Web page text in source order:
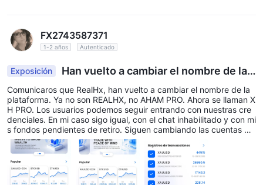
FX2743587371
1-2 años Autenticado
Exposición
Han vuelto a cambiar el nombre de la p
lataforma.
Comunicaros que RealHx, han vuelto a cambiar el nombre de la
plataforma. Ya no son REALHX, no AHAM PRO. Ahora se llaman X
H PRO. Los usuarios podemos seguir entrando con nuestras cre
denciales. En mi caso sigo igual, con el chat inhabilitado y con mi
s fondos pendientes de retiro. Siguen cambiando las cuentas de
entrada de dinero a la plataforma cada 1o 2 semanas. Cada vez
que las cambian notifico a las principales casas de compra / ven
ta de criptomonedas para que no les dejen enviar dinero, ya que
siguen estafando a mucha gente y siguen movilizando cantidad
es ingentes de dinero. Por parte de las autoridades no tenemos